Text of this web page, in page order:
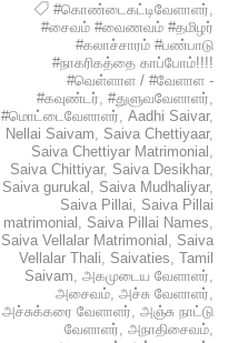
#கொண்டைகட்டிவேளாளர்,
#சைவம் #வைணவம் #தமிழர்
#கலாச்சாரம் #பண்பாடு
#நாகரிகத்தை காப்போம்!!!!
#வெள்ளாள / #வேளாள -
#கவுண்டர், #துளுவவேளாளர்,
#மொட்டைவேளாளர், Aadhi Saivar,
Nellai Saivam, Saiva Chettiyaar,
Saiva Chettiyar Matrimonial ,
Saiva Chittiyar, Saiva Desikhar,
Saiva gurukal , Saiva Mudhaliyar,
Saiva Pillai, Saiva Pillai
matrimonial , Saiva Pillai Names,
Saiva Vellalar Matrimonial , Saiva
Vellalar Thali, Saivaties, Tamil
Saivam, அகமுடைய வேளாளர்,
அசைவம், அச்சு வேளாளர்,
அச்சுக்கரை வேளாளர், அஞ்சு நாட்டு
வேளாளர், அநாதிசைவம்,